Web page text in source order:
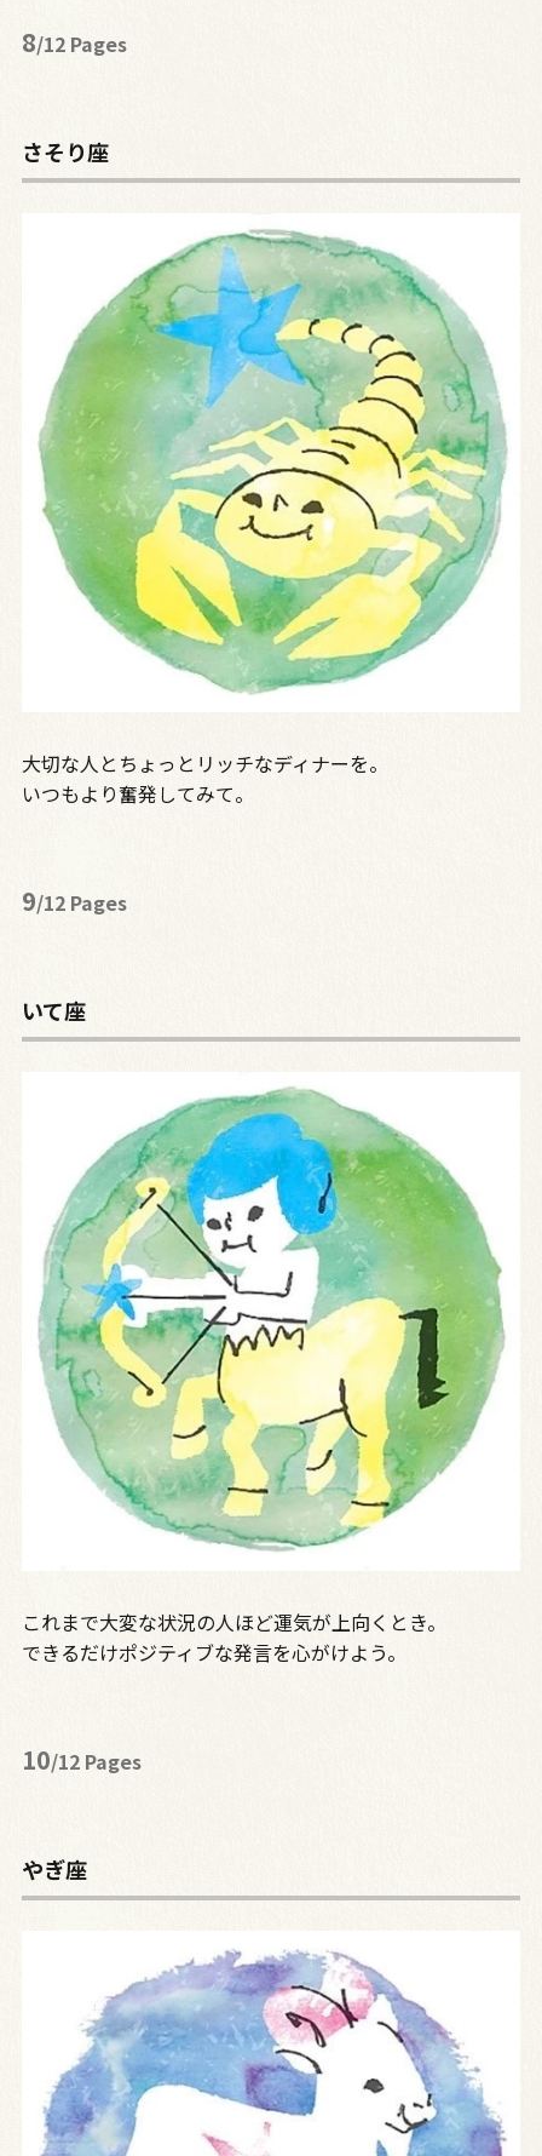
8/12 Pages
さそり座
大切な人とちょっとリッチなディナーを。
いつもより奮発してみて。
9/12 Pages
いて座
これまで大変な状況の人ほど運気が上向くとき。
できるだけポジティブな発言を心がけよう。
10/12 Pages
やぎ座